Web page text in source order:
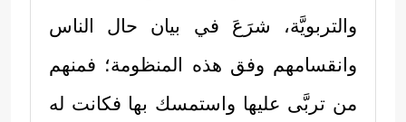
والتربويَّة، شرَعَ في بيان حال الناس
وانقسامهم وفق هذه المنظومة؛ فمنهم
من تربَّى عليها واستمسك بها فكانت له